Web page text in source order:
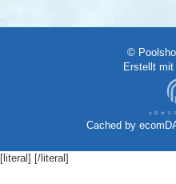
©
Erstellt mit
Cached by
[literal] [/literal]